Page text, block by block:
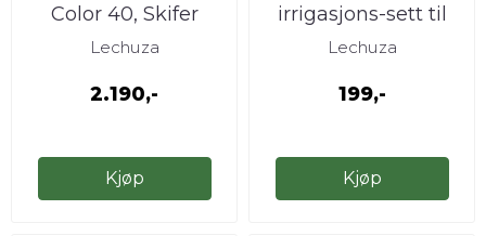
Color 40, Skifer
Lechuza
2.190,-
Kjøp
irrigasjons-sett til
Trio 30 og ...
Lechuza
199,-
Kjøp